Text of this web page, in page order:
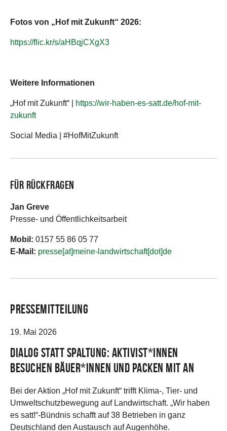
Fotos von „Hof mit Zukunft“ 2026:
https://flic.kr/s/aHBqjCXgX3
Weitere Informationen
„Hof mit Zukunft“ |
https://wir-haben-es-satt.de/hof-mit-
zukunft
Social Media | #HofMitZukunft
Für Rückfragen
Jan Greve
Presse- und Öffentlichkeitsarbeit
Mobil: 0157 55 86 05 77
E-Mail: presse[at]meine-landwirtschaft[dot]de
Pressemitteilung
19. Mai 2026
Dialog statt Spaltung: Aktivist*innen
besuchen Bäuer*innen und packen mit an
Bei der Aktion „Hof mit Zukunft“ trifft Klima-, Tier- und
Umweltschutzbewegung auf Landwirtschaft. „Wir haben
es satt!“-Bündnis schafft auf 38 Betrieben in ganz
Deutschland den Austausch auf Augenhöhe.